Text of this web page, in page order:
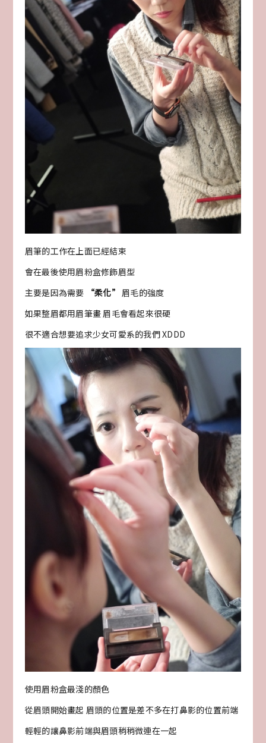
眉筆的工作在上面已經結束
會在最後使用眉粉盒修飾眉型
主要是因為需要 “柔化” 眉毛的強度
如果整眉都用眉筆畫 眉毛會看起來很硬
很不適合想要追求少女可愛系的我們 XDDD
使用眉粉盒最淺的顏色
從眉頭開始畫起 眉頭的位置是差不多在打鼻影的位置前端
輕輕的讓鼻影前端與眉頭稍稍微連在一起